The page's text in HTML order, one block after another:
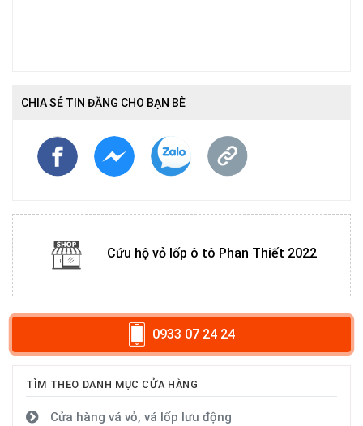
CHIA SẺ TIN ĐĂNG CHO BẠN BÈ
Cứu hộ vỏ lốp ô tô Phan Thiết 2022
0933 07 24 24
TÌM THEO DANH MỤC CỬA HÀNG
Cửa hàng vá vỏ, vá lốp lưu động